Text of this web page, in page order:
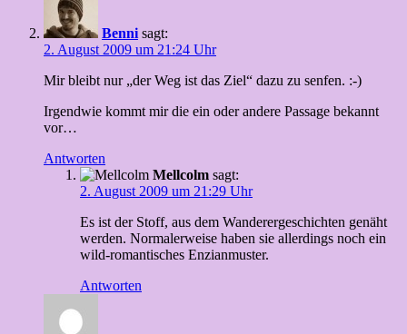
Benni sagt:
2. August 2009 um 21:24 Uhr
Mir bleibt nur „der Weg ist das Ziel“ dazu zu senfen. :-)
Irgendwie kommt mir die ein oder andere Passage bekannt
vor…
Antworten
Mellcolm sagt:
2. August 2009 um 21:29 Uhr
Es ist der Stoff, aus dem Wanderergeschichten genäht
werden. Normalerweise haben sie allerdings noch ein
wild-romantisches Enzianmuster.
Antworten